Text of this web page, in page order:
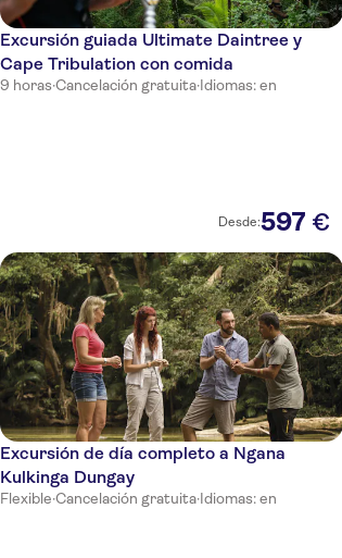
Excursión guiada Ultimate Daintree y
Cape Tribulation con comida
9 horas·Cancelación gratuita·Idiomas: en
Desde:597 €
Excursión de día completo a Ngana
Kulkinga Dungay
Flexible·Cancelación gratuita·Idiomas: en